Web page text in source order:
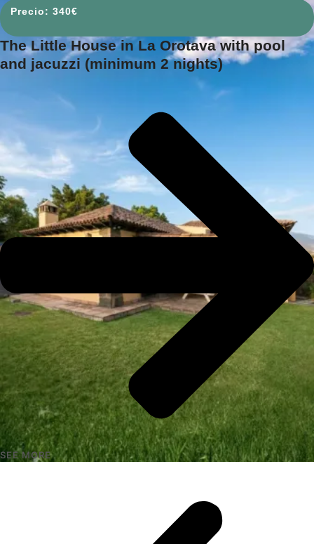
340€
The Little House in La Orotava with pool
and jacuzzi (minimum 2 nights)
SEE MORE